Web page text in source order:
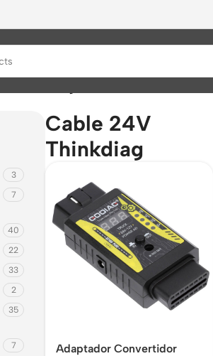
3
7
40
22
33
2
35
7
Cable 24V
Thinkdiag
Adaptador Convertidor